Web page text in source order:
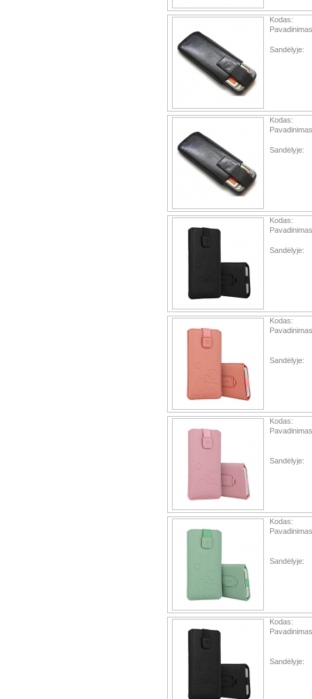
Kodas:
Sandėlyje:
Kodas:
Sandėlyje:
Kodas:
Sandėlyje:
Kodas:
Sandėlyje:
Kodas:
Sandėlyje:
Kodas:
Sandėlyje:
Kodas:
Sandėlyje: